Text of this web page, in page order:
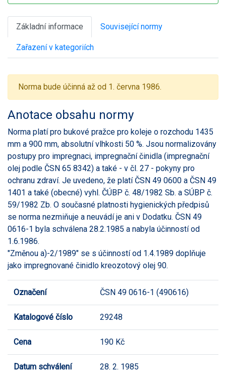
Základní informace Související normy
Zařazení v kategoriích
Norma bude účinná až od 1. června 1986.
Anotace obsahu normy
Norma platí pro bukové pražce pro koleje o rozchodu 1435
mm a 900 mm, absolutní vlhkosti 50 %. Jsou normalizovány
postupy pro impregnaci, impregnační činidla (impregnační
olej podle ČSN 65 8342) a také - v čl. 27 - pokyny pro
ochranu zdraví. Je uvedeno, že platí ČSN 49 0600 a ČSN 49
1401 a také (obecné) vyhl. ČÚBP č. 48/1982 Sb. a SÚBP č.
59/1982 Zb. O současné platnosti hygienických předpisů
se norma nezmiňuje a neuvádí je ani v Dodatku. ČSN 49
0616-1 byla schválena 28.2.1985 a nabyla účinností od
1.6.1986.
"Změnou a)-2/1989" se s účinností od 1.4.1989 doplňuje
jako impregnované činidlo kreozotový olej 90.
Označení ČSN 49 0616-1 (490616)
Katalogové číslo 29248
Cena 190 Kč
Datum schválení 28. 2. 1985